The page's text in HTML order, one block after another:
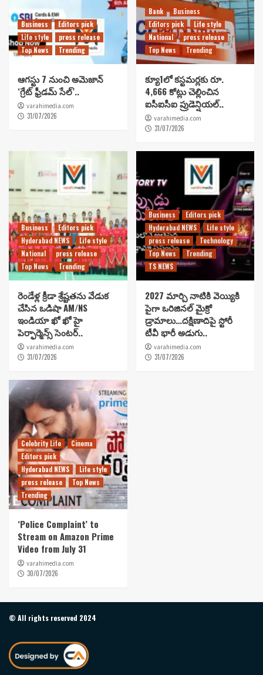
Business
Editors pick
Life style
press release
Top News
Trending
ఆగస్టు 7 నుంచి అమెజాన్
‘గ్రేట్ ఫ్రీడమ్ సేల్’..
varahimedia.com
31/07/2026
Bank
Business
Editors pick
Life style
National
press release
Top News
Trending
క్యూ1లో కస్టమర్లకు రూ.
4,666 కోట్లు చెల్లించిన
ఐసీఐసీఐ ప్రుడెన్షియల్..
varahimedia.com
31/07/2026
Business
Editors pick
Hyderabad NEWS
Life style
National
press release
Top News
Trending
రెండేళ్ల క్రీడా శ్రేష్టతను వేడుక
చేసిన ఒడిషా AM/NS
ఇండియా ఖో ఖో హై
పెర్ఫార్మెన్స్ సెంటర్..
varahimedia.com
31/07/2026
Business
Editors pick
Hyderabad NEWS
Life style
press release
Technology
Top News
Trending
TS NEWS
2027 మార్చి నాటికి వెయ్యికి
పైగా ఒరిజినల్ మైక్రో
డ్రామాలు…దక్షిణాదిపై స్టోరీ
టీవీ భారీ అడుగు..
varahimedia.com
31/07/2026
Celebrity Life
Cinema
Editors pick
Hyderabad NEWS
Life style
press release
Top News
Trending
‘Police Complaint’ to
Stream on Amazon Prime
Video from July 31
varahimedia.com
30/07/2026
© All rights reserved 2024